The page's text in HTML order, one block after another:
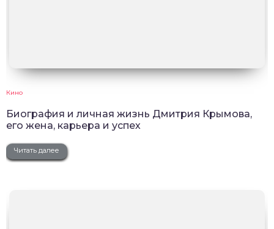
Кино
Биография и личная жизнь Дмитрия Крымова,
его жена, карьера и успех
Читать далее